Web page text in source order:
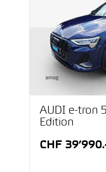
AUDI e-tron
Edition
CHF